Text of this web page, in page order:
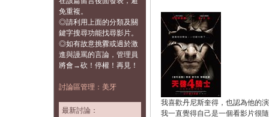
免重複。
◎請利用上面的分類及關
鍵字搜尋功能找尋影片。
◎如有故意挑釁或過於激
進與謾罵的言論，管理員
將會→砍！停權！再見！
討論區管理：美牙
最新討論：
我喜歡丹尼斯奎得，也認為他的
我一直覺得自己是一個看影片很